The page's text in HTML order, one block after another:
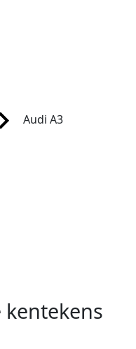
Audi A3
kentekens